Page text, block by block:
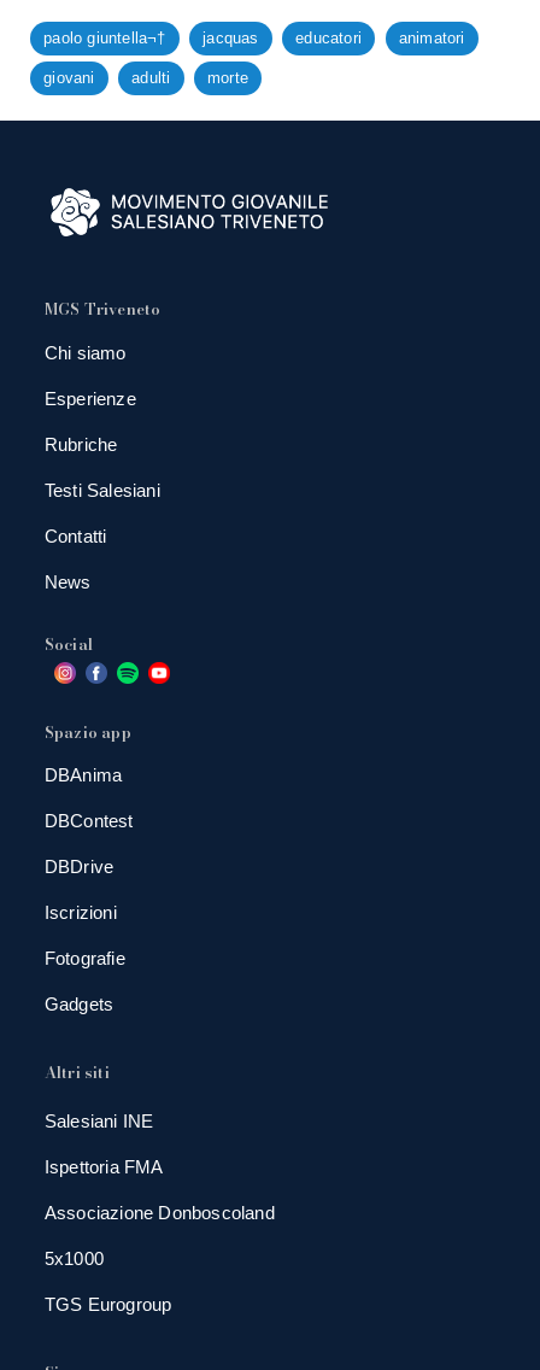
paolo giuntella¬† jacquas educatori animatori
giovani adulti morte
MGS Triveneto
Chi siamo
Esperienze
Rubriche
Testi Salesiani
Contatti
News
Social
Spazio app
DBAnima
DBContest
DBDrive
Iscrizioni
Fotografie
Gadgets
Altri siti
Salesiani INE
Ispettoria FMA
Associazione Donboscoland
5x1000
TGS Eurogroup